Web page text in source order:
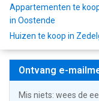
Appartementen te
in Oostende
Huizen te koop in
Ontvang e-
Mis niets: wees de